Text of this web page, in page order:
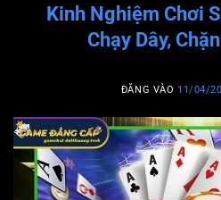
Kinh Nghiệm Chơi
Chạy Dây,
ĐĂNG VÀO 11/04/